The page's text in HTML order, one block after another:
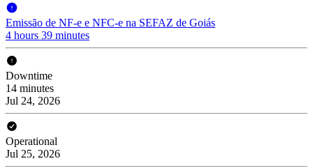
Emissão de NF-e e NFC-e na SEFAZ de Goiás
4 hours 39 minutes
Downtime
14 minutes
Jul 24, 2026
Operational
Jul 25, 2026